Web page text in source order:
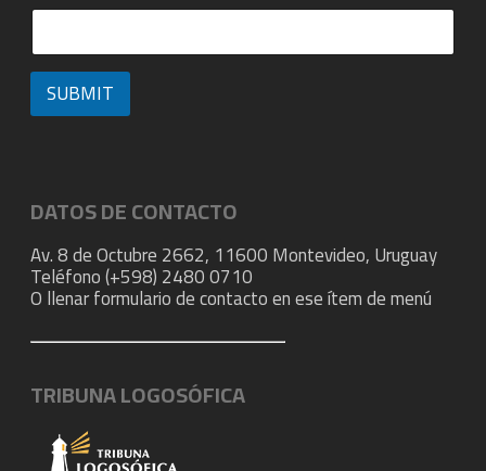
SUBMIT
DATOS DE CONTACTO
Av. 8 de Octubre 2662, 11600 Montevideo, Uruguay
Teléfono (+598) 2480 0710
O llenar formulario de contacto en ese ítem de menú
TRIBUNA LOGOSÓFICA